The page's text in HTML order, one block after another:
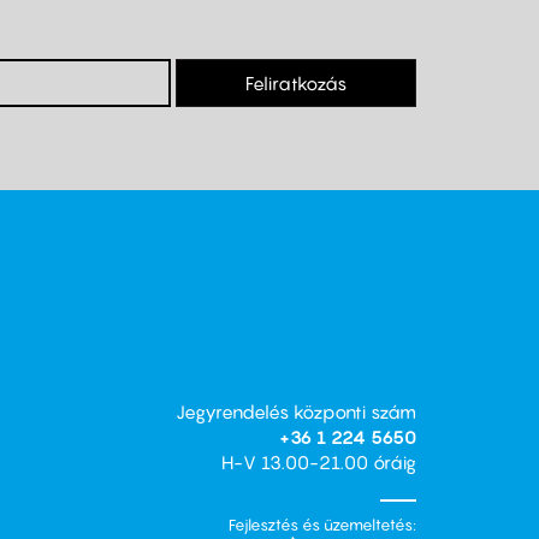
Feliratkozás
Jegyrendelés központi szám
+36 1 224 5650
H-V 13.00-21.00 óráig
Fejlesztés és üzemeltetés: